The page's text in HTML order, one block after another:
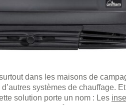
dans les maisons de
systèmes de chauffage.
solution porte un nom : Les